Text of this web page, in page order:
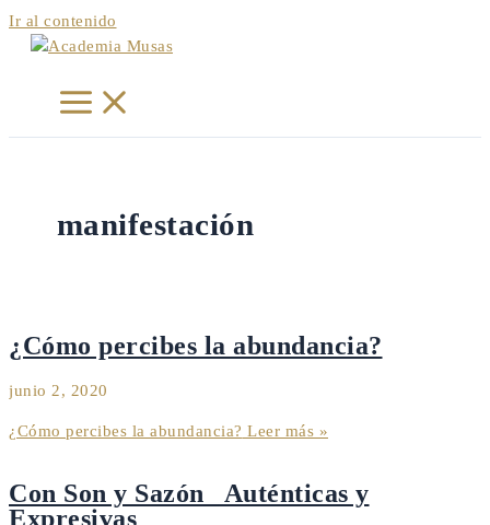
Ir al contenido
manifestación
¿Cómo percibes la abundancia?
junio 2, 2020
¿Cómo percibes la abundancia? Leer más »
Con Son y Sazón_ Auténticas y
Expresivas